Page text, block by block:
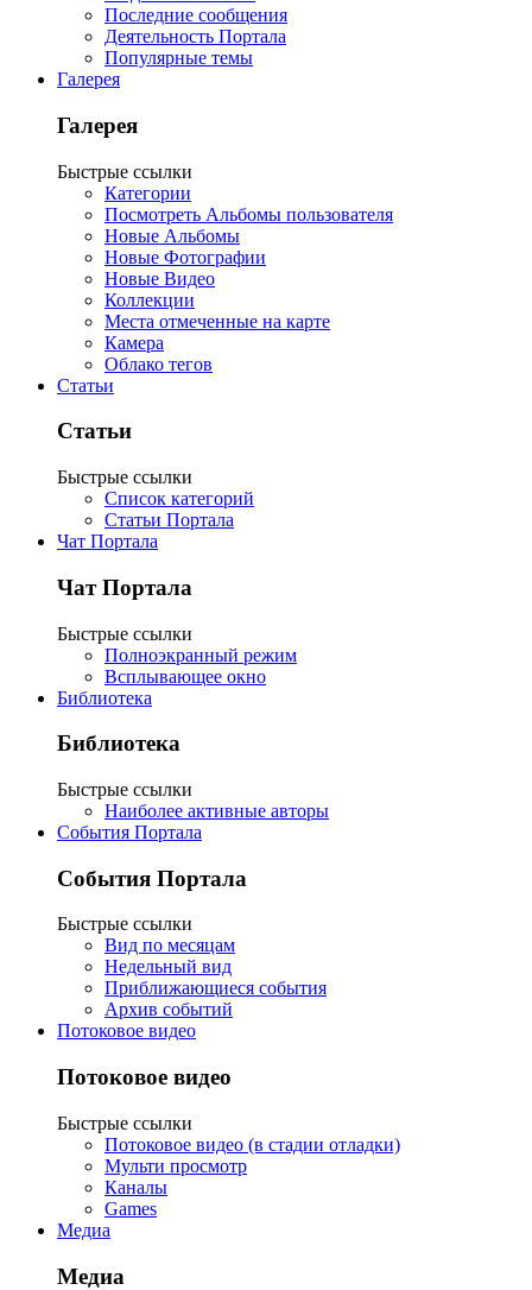
Последние сообщения
Деятельность Портала
Популярные темы
Галерея
Галерея
Быстрые ссылки
Категории
Посмотреть Альбомы пользователя
Новые Альбомы
Новые Фотографии
Новые Видео
Коллекции
Места отмеченные на карте
Камера
Облако тегов
Статьи
Статьи
Быстрые ссылки
Список категорий
Статьи Портала
Чат Портала
Чат Портала
Быстрые ссылки
Полноэкранный режим
Всплывающее окно
Библиотека
Библиотека
Быстрые ссылки
Наиболее активные авторы
События Портала
События Портала
Быстрые ссылки
Вид по месяцам
Недельный вид
Приближающиеся события
Архив событий
Потоковое видео
Потоковое видео
Быстрые ссылки
Потоковое видео (в стадии отладки)
Мульти просмотр
Каналы
Games
Медиа
Медиа